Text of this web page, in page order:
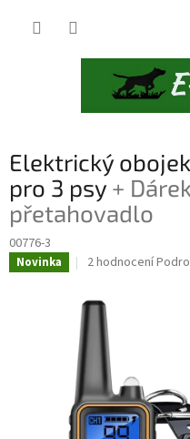
Elektrický
pro 3 psy +
přetahovadlo
00776-3
Novinka
Průměrné
produktu
5,0
hvězdiček.
2 hodnocení